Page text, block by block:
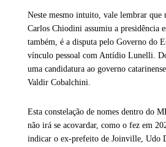
Neste mesmo intuito, vale lembrar que
Carlos Chiodini assumiu a presidência
também, é a disputa pelo Governo do
vínculo pessoal com Antídio Lunelli.
uma candidatura ao governo
Valdir Cobalchini.
Esta constelação de nomes dentro do
não irá se acovardar, como o fez em
indicar o ex-prefeito de Joinville, Udo